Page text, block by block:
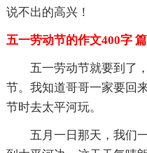
说不出的高兴！
五一劳动节的作文400字
五一劳动节就要到了
节。我知道哥哥一家要回
节时去太平河玩。
五月一日那天，我们